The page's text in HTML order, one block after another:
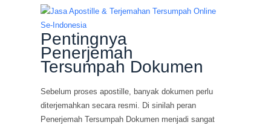
Pentingnya
Penerjemah
Tersumpah Dokumen
Sebelum proses apostille, banyak dokumen perlu
diterjemahkan secara resmi. Di sinilah peran
Penerjemah Tersumpah Dokumen menjadi sangat